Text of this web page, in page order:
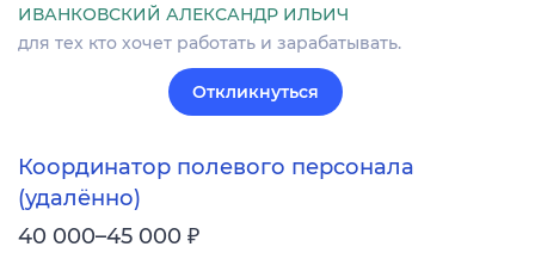
ИВАНКОВСКИЙ АЛЕКСАНДР ИЛЬИЧ
для тех кто хочет работать и зарабатывать.
Откликнуться
Координатор полевого персонала
(удалённо)
40 000–45 000 ₽